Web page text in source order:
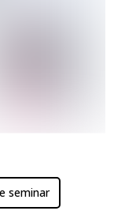
seminar